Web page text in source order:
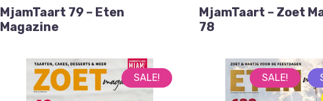
MjamTaart 79 – Eten
Magazine
MjamTaart – Zoet
78
SALE! SALE!